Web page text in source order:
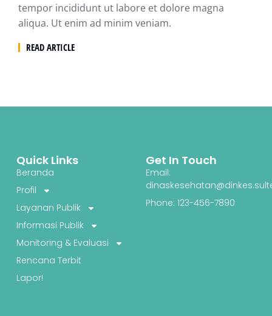
tempor incididunt ut labore et dolore magna
aliqua. Ut enim ad minim veniam.
READ ARTICLE
Quick Links
Beranda
Profil
Layanan Publik
Informasi Publik
Monitoring & Evaluasi
Rencana Terbit
Lapor!
Get In Touch
Email:
Phone: 123-456-7890